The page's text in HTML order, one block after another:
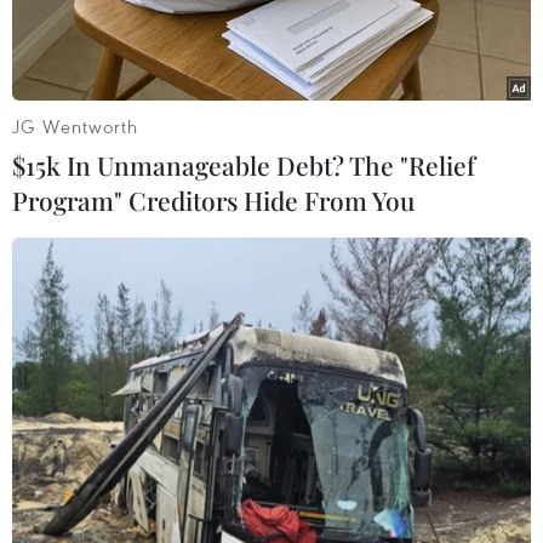
Tổng thống Mỹ Donald Trump. (Nguồn: Reuters)
Ngày 11/5, Tổng thống Mỹ Donald Trump đã ký
sắc lệnh hành chính nhằm tăng cường an ninh
mạng cho chính phủ, bảo vệ các cơ sở hạ tầng
JG Wentworth
$15k In Unmanageable Debt? The "Relief
Program" Creditors Hide From You